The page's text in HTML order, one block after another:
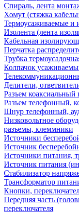
Спираль, лента
Хомут (стяжка
Термоусаживаемые и
Изолента (лента
Кабельная
Перчатка
Трубка
Колпачок
Делители,
Разъем
Разъем телефонный,
Шнур телефонный,
Низковольтное
разъемы, клеммники
Источники
Источник
Источники питания,
Источник питания
Стабилизатор
Трансформатор
Кнопки,
Передняя часть
переключателя